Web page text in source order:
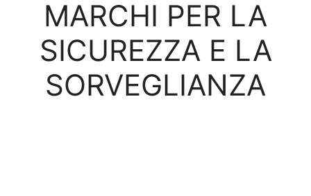
MARCHI PER LA
SICUREZZA E LA
SORVEGLIANZA